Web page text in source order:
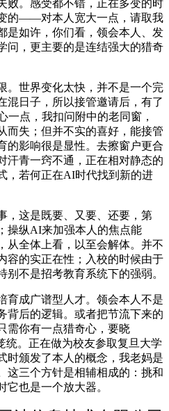
败。感受都不错，正在多变的时
的——对本人宽大一点，请取我
是如许，你们看，领会本人、发
问，更主要的是连结强大的猎奇
世界变化太快，并不是一个完
混日子，所以接管邀请后，有了
一点，我扣问附中的老同窗，
而失；但并不实的喜好，能接管
的影响很是显性。去擦窗户更合
汗青一窍不通，正在相对静态的
，若何正在AI时代找到新的进
这是既要、又要、还要，第
操纵AI来加强本人的焦点能
从全体上看，以至会解体。并不
容的实正在性；入校的时候由于
不是招考教育系统下的强弱。
成广谱型人才。领会本人不是
背后的逻辑。或者把节流下来的
需你有一点猎奇心，要晓
统。正在做为校友参取复旦大学
时颁发了本人的概念，我老妈是
这三个方针是相辅相成的：挑和
它也是一个放大器。